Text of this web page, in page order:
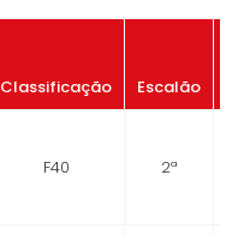
Classificação Escalão
F40 2ª